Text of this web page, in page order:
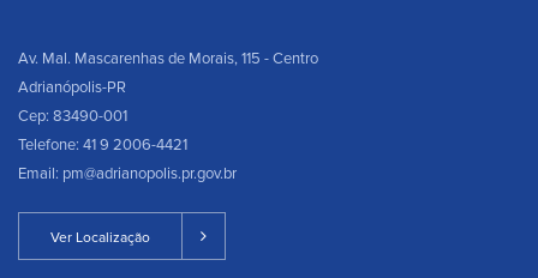
Av. Mal. Mascarenhas de Morais, 115 - Centro
Adrianópolis-PR
Cep: 83490-001
Telefone: 41 9 2006-4421
Email: pm@adrianopolis.pr.gov.br
Ver Localização